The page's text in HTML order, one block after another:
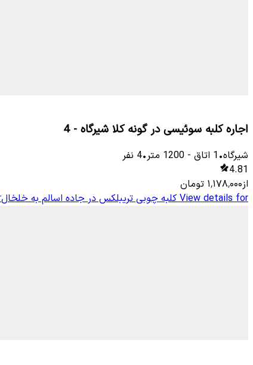
اجاره کلبه سوئیسی در گونه کلا شیرگاه - 4
شیرگاه•
1 اتاق -
1200 متر•
4 نفر
4.81
از۱٬۱۷۸٬۰۰۰ تومان
View details for کلبه چوبی تریبلکس در جاده اسالم به خلخال